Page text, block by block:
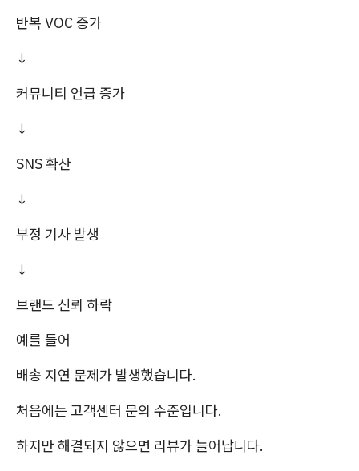
반복 VOC 증가
↓
커뮤니티 언급 증가
↓
SNS 확산
↓
부정 기사 발생
↓
브랜드 신뢰 하락
예를 들어
배송 지연 문제가 발생했습니다.
처음에는 고객센터 문의 수준입니다.
하지만 해결되지 않으면 리뷰가 늘어납니다.